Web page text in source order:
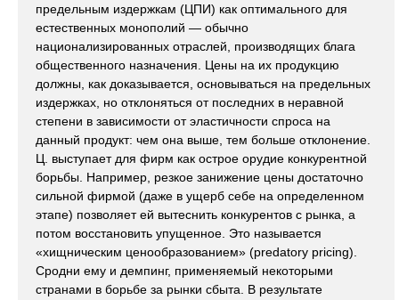
предельным издержкам (ЦПИ) как оптимального для
естественных монополий — обычно
национализированных отраслей, производящих блага
общественного назначения. Цены на их продукцию
должны, как доказывается, основываться на предельных
издержках, но отклоняться от последних в неравной
степени в зависимости от эластичности спроса на
данный продукт: чем она выше, тем больше отклонение.
Ц. выступает для фирм как острое орудие конкурентной
борьбы. Например, резкое занижение цены достаточно
сильной фирмой (даже в ущерб себе на определенном
этапе) позволяет ей вытеснить конкурентов с рынка, а
потом восстановить упущенное. Это называется
«хищническим ценообразованием» (predatory pricing).
Сродни ему и демпинг, применяемый некоторыми
странами в борьбе за рынки сбыта. В результате